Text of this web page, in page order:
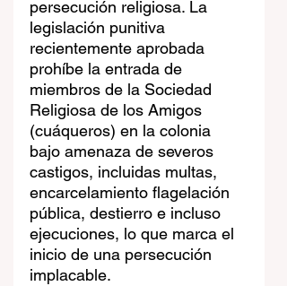
persecución religiosa. La
legislación punitiva
recientemente aprobada
prohíbe la entrada de
miembros de la Sociedad
Religiosa de los Amigos
(cuáqueros) en la colonia
bajo amenaza de severos
castigos, incluidas multas,
encarcelamiento flagelación
pública, destierro e incluso
ejecuciones, lo que marca el
inicio de una persecución
implacable.